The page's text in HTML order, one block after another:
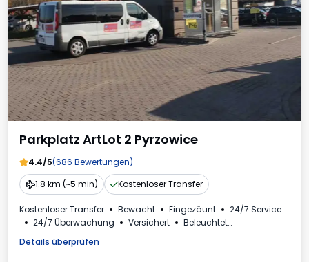
Parkplatz ArtLot 2 Pyrzowice
4.4/5(686 Bewertungen)
1.8 km (~5 min)
Kostenloser Transfer
Kostenloser Transfer Bewacht Eingezäunt
24/7 Service
24/7 Überwachung
Versichert
Beleuchtet
Mehrwertsteuerrechnung
Details überprüfen